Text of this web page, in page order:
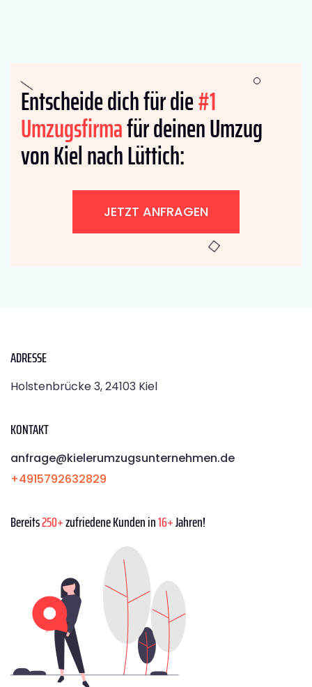
Entscheide dich für die#1
Umzugsfirmafür deinen Umzug
von Kiel nach Lüttich:
JETZT ANFRAGEN
ADRESSE
Holstenbrücke 3, 24103 Kiel
KONTAKT
anfrage@kielerumzugsunternehmen.de
+4915792632829
Bereits250+zufriedene Kunden in16+Jahren!